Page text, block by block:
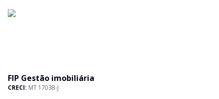
FIP Gestão imobiliária
CRECI: MT 17038-J